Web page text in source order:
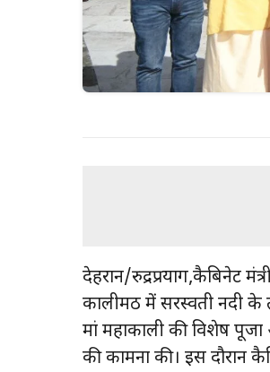
देहरादून/रुद्रप्रयाग,कैबिनेट
कालीमठ में सरस्वती नदी के
मां महाकाली की विशेष पूजा
की कामना की। इस दौरान